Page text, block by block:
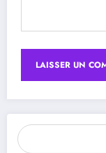
Rechercher